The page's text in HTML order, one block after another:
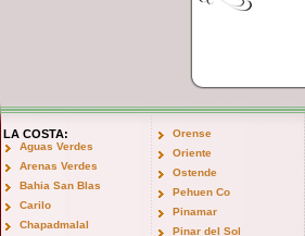
LA COSTA:
Aguas Verdes
Arenas Verdes
Bahia San Blas
Carilo
Chapadmalal
Orense
Oriente
Ostende
Pehuen Co
Pinamar
Pinar del Sol